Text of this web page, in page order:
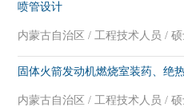
喷管设计
内蒙古自治区 / 工程技术人员 / 硕
固体火箭发动机燃烧室装药、绝
内蒙古自治区 / 工程技术人员 / 硕